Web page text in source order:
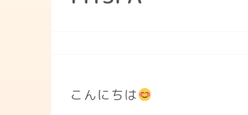
こんにちは